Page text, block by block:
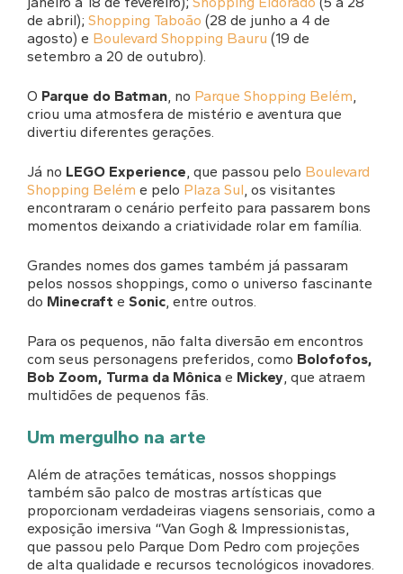
de abril); Shopping Taboão (28 de junho a 4 de
agosto) e Boulevard Shopping Bauru (19 de
setembro a 20 de outubro).
O Parque do Batman, no Parque Shopping Belém,
criou uma atmosfera de mistério e aventura que
divertiu diferentes gerações.
Já no LEGO Experience, que passou pelo Boulevard
Shopping Belém e pelo Plaza Sul, os visitantes
encontraram o cenário perfeito para passarem bons
momentos deixando a criatividade rolar em família.
Grandes nomes dos games também já passaram
pelos nossos shoppings, como o universo fascinante
do Minecraft e Sonic, entre outros.
Para os pequenos, não falta diversão em encontros
com seus personagens preferidos, como Bolofofos,
Bob Zoom, Turma da Mônica e Mickey, que atraem
multidões de pequenos fãs.
Um mergulho na arte
Além de atrações temáticas, nossos shoppings
também são palco de mostras artísticas que
proporcionam verdadeiras viagens sensoriais, como a
exposição imersiva “Van Gogh & Impressionistas,
que passou pelo Parque Dom Pedro com projeções
de alta qualidade e recursos tecnológicos inovadores.